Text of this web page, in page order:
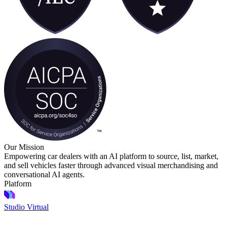
Our Mission
Empowering car dealers with an AI platform to source, list, market,
and sell vehicles faster through advanced visual merchandising and
conversational AI agents.
Platform
Studio Virtual